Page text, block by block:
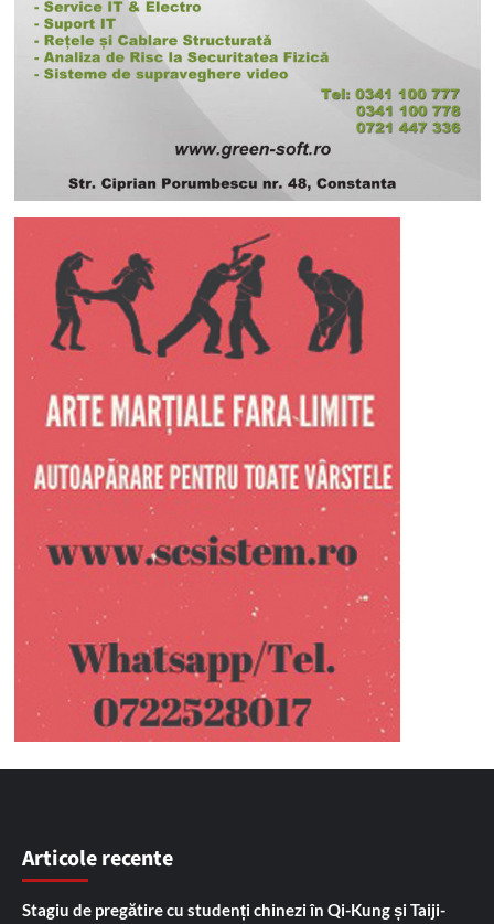
Articole recente
Stagiu de pregătire cu studenți chinezi în Qi-Kung și Taiji-